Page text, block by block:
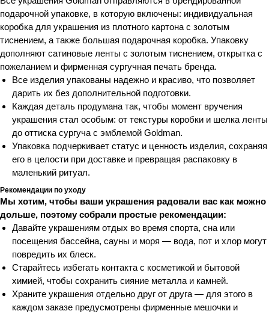
подарочной упаковке, в которую включены: индивидуальная
коробка для украшения из плотного картона с золотым
тиснением, а также большая подарочная коробка. Упаковку
дополняют сатиновые ленты с золотым тиснением, открытка с
пожеланием и фирменная сургучная печать бренда.
Все изделия упакованы надежно и красиво, что позволяет
дарить их без дополнительной подготовки.
Каждая деталь продумана так, чтобы момент вручения
украшения стал особым: от текстуры коробки и шелка ленты
до оттиска сургуча с эмблемой Goldman.
Упаковка подчеркивает статус и ценность изделия, сохраняя
его в целости при доставке и превращая распаковку в
маленький ритуал.
Рекомендации по уходу
Мы хотим, чтобы ваши украшения радовали вас как можно
дольше, поэтому собрали простые рекомендации:
Давайте украшениям отдых во время спорта, сна или
посещения бассейна, сауны и моря — вода, пот и хлор могут
повредить их блеск.
Старайтесь избегать контакта с косметикой и бытовой
химией, чтобы сохранить сияние металла и камней.
Храните украшения отдельно друг от друга — для этого в
каждом заказе предусмотрены фирменные мешочки и